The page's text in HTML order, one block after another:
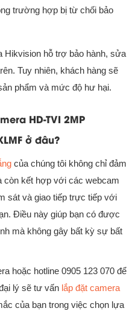
trường hợp bị từ chối bảo
Hikvision hỗ trợ bảo hành, sửa
Tuy nhiên, khách hàng sẽ
phẩm và mức độ hư hại.
HD-TVI 2MP
ở đâu?
của chúng tôi không chỉ đảm
còn kết hợp với các webcam
sát và giao tiếp trực tiếp với
Điều này giúp bạn có được
mà không gây bất kỳ sự bất
hoặc hotline 0905 123 070 để
lý sẽ tư vấn lắp đặt camera
của bạn trong việc chọn lựa